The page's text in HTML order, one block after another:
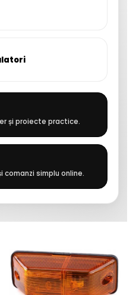
și proiecte practice.
simplu online.